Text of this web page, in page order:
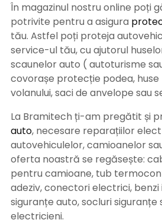
În magazinul nostru online poți
potrivite pentru a asigura
tău. Astfel poți proteja
service-ul tău, cu ajutorul
scaunelor auto ( autoturisme
covorașe protecție podea,
volanului, saci de anvelope sau
La Bramitech ți-am pregătit și
auto, necesare reparațiilor
autovehiculelor, camioanelor
oferta noastră se regăsește:
pentru camioane, tub
adeziv, conectori electrici,
siguranțe auto, socluri siguranțe
electricieni.